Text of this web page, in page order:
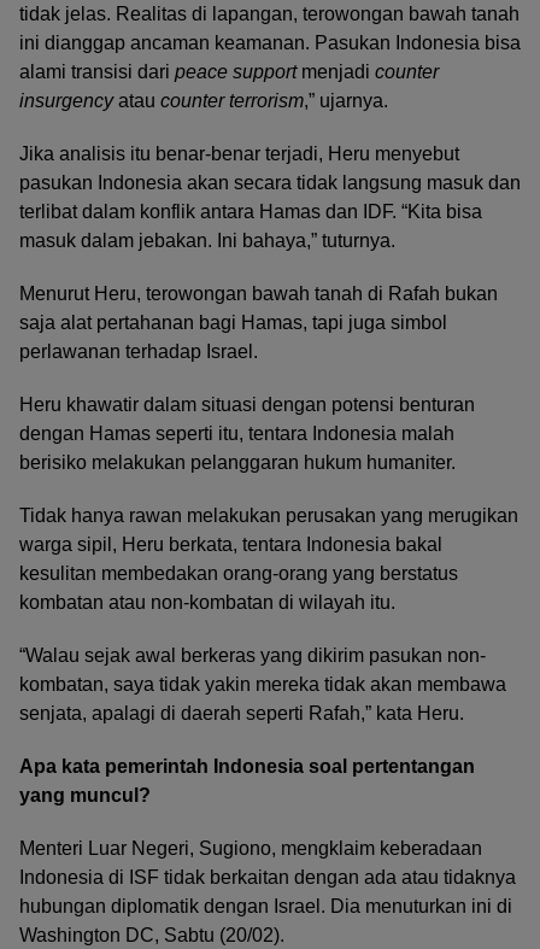
tidak jelas. Realitas di lapangan, terowongan bawah tanah
ini dianggap ancaman keamanan. Pasukan Indonesia bisa
alami transisi dari peace supportmenjadi counter
insurgencyatau counter terrorism,” ujarnya.
Jika analisis itu benar-benar terjadi, Heru menyebut
pasukan Indonesia akan secara tidak langsung masuk dan
terlibat dalam konflik antara Hamas dan IDF. “Kita bisa
masuk dalam jebakan. Ini bahaya,” tuturnya.
Menurut Heru, terowongan bawah tanah di Rafah bukan
saja alat pertahanan bagi Hamas, tapi juga simbol
perlawanan terhadap Israel.
Heru khawatir dalam situasi dengan potensi benturan
dengan Hamas seperti itu, tentara Indonesia malah
berisiko melakukan pelanggaran hukum humaniter.
Tidak hanya rawan melakukan perusakan yang merugikan
warga sipil, Heru berkata, tentara Indonesia bakal
kesulitan membedakan orang-orang yang berstatus
kombatan atau non-kombatan di wilayah itu.
“Walau sejak awal berkeras yang dikirim pasukan non-
kombatan, saya tidak yakin mereka tidak akan membawa
senjata, apalagi di daerah seperti Rafah,” kata Heru.
Apa kata pemerintah Indonesia soal pertentangan
yang muncul?
Menteri Luar Negeri, Sugiono, mengklaim keberadaan
Indonesia di ISF tidak berkaitan dengan ada atau tidaknya
hubungan diplomatik dengan Israel. Dia menuturkan ini di
Washington DC, Sabtu (20/02).